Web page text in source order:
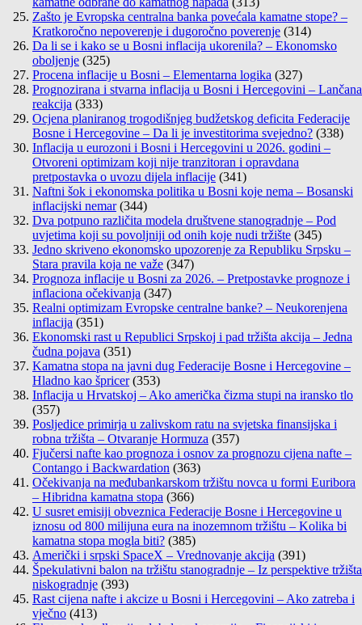
Zašto je Evropska centralna banka povećala kamatne stope? –
Kratkoročno nepoverenje i dugoročno poverenje (314)
Da li se i kako se u Bosni inflacija ukorenila? – Ekonomsko
oboljenje (325)
Procena inflacije u Bosni – Elementarna logika (327)
Prognozirana i stvarna inflacija u Bosni i Hercegovini – Lančana
reakcija (333)
Ocjena planiranog trogodišnjeg budžetskog deficita Federacije
Bosne i Hercegovine – Da li je investitorima svejedno? (338)
Inflacija u eurozoni i Bosni i Hercegovini u 2026. godini –
Otvoreni optimizam koji nije tranzitoran i opravdana
pretpostavka o uvozu dijela inflacije (341)
Naftni šok i ekonomska politika u Bosni koje nema – Bosanski
inflacijski nemar (344)
Dva potpuno različita modela društvene stanogradnje – Pod
uvjetima koji su povoljniji od onih koje nudi tržište (345)
Jedno skriveno ekonomsko upozorenje za Republiku Srpsku –
Stara pravila koja ne važe (347)
Prognoza inflacije u Bosni za 2026. – Pretpostavke prognoze i
inflaciona očekivanja (347)
Realni optimizam Evropske centralne banke? – Neukorenjena
inflacija (351)
Ekonomski rast u Republici Srpskoj i pad tržišta akcija – Jedna
čudna pojava (351)
Kamatna stopa na javni dug Federacije Bosne i Hercegovine –
Hladno kao špricer (353)
Inflacija u Hrvatskoj – Ako američka čizma stupi na iransko tlo
(357)
Posljedice primirja u zalivskom ratu na svjetska finansijska i
robna tržišta – Otvaranje Hormuza (357)
Fjučersi nafte kao prognoza i osnov za prognozu cijena nafte –
Contango i Backwardation (363)
Očekivanja na međubankarskom tržištu novca u formi Euribora
– Hibridna kamatna stopa (366)
U susret emisiji obveznica Federacije Bosne i Hercegovine u
iznosu od 800 milijuna eura na inozemnom tržištu – Kolika bi
kamatna stopa mogla biti? (385)
Američki i srpski SpaceX – Vrednovanje akcija (391)
Špekulativni balon na tržištu stanogradnje – Iz perspektive tržišta
niskogradnje (393)
Rast cijena nafte i akcize u Bosni i Hercegovini – Ako zatreba i
vječno (413)